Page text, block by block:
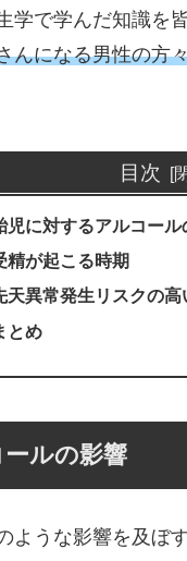
学で学んだ知識を
んになる男性の方
目次
児に対するアルコール
精が起こる時期
天異常発生リスクの高
とめ
ルの影響
ような影響を及ぼ